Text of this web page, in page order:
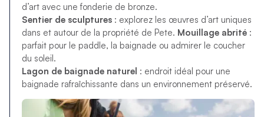
d’art avec une fonderie de bronze.
Sentier de sculptures: explorez les œuvres d’art uniques
dans et autour de la propriété de Pete. Mouillage abrité:
parfait pour le paddle, la baignade ou admirer le coucher
du soleil.
Lagon de baignade naturel : endroit idéal pour une
baignade rafraîchissante dans un environnement préservé.